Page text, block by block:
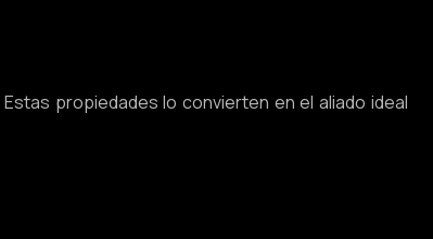
propiedades lo convierten en el aliado ideal